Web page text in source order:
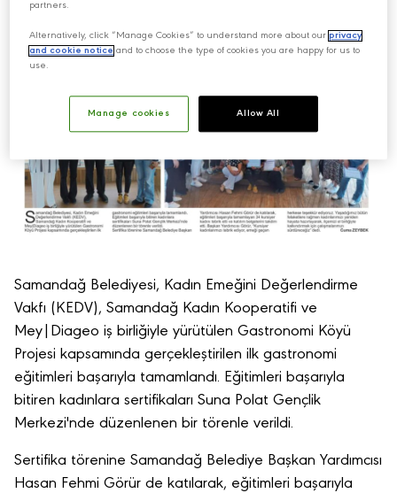
Samandağ Belediyesi, Kadın Emeğini Değerlendirme
Vakfı (KEDV), Samandağ Kadın Kooperatifi ve
Mey|Diageo iş birliğiyle yürütülen Gastronomi Köyü
Projesi kapsamında gerçekleştirilen ilk gastronomi
eğitimleri başarıyla tamamlandı. Eğitimleri başarıyla
bitiren kadınlara sertifikaları Suna Polat Gençlik
Merkezi'nde düzenlenen bir törenle verildi.
Sertifika törenine Samandağ Belediye Başkan Yardımcısı
Hasan Fehmi Görür de katılarak, eğitimleri başarıyla
partners.
Alternatively, click “Manage Cookies” to understand more about ourprivacy
and cookie notice and to choose the type of cookies you are happy for us to
use.
Manage cookies Allow All